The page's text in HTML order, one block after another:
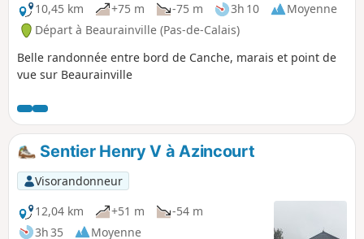
10,45 km
+75 m -75 m 3h 10
Moyenne
Départ à Beaurainville (Pas-de-Calais)
Belle randonnée entre bord de Canche, marais et point de
vue sur Beaurainville
Sentier Henry V à Azincourt
Visorandonneur
12,04 km
+51 m
-54 m
3h 35
Moyenne